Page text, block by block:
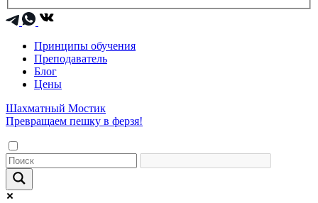
Принципы обучения
Преподаватель
Блог
Цены
Шахматный Мостик
Превращаем пешку в ферзя!